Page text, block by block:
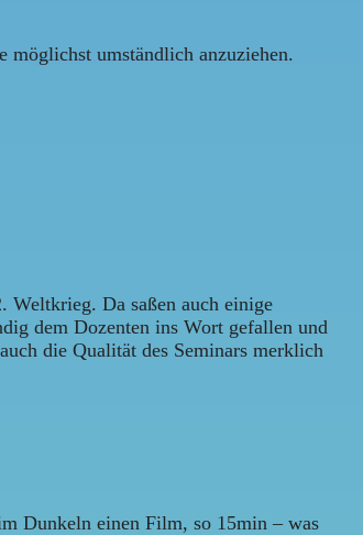
möglichst umständlich anzuziehen.
Weltkrieg. Da saßen auch einige
dem Dozenten ins Wort gefallen und
die Qualität des Seminars merklich
Dunkeln einen Film, so 15min – was